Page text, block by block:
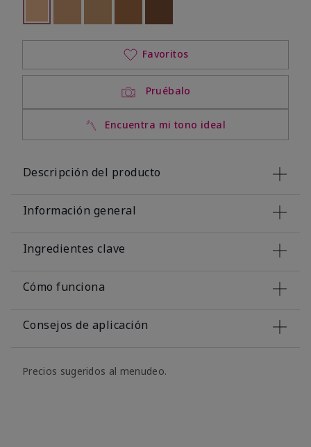
seleccionado
Out of stock
Pruébalo
Encuentra mi tono ideal
Favoritos
Descripción del producto
Información general
Ingredientes clave
Cómo funciona
Consejos de aplicación
Precios sugeridos al menudeo.